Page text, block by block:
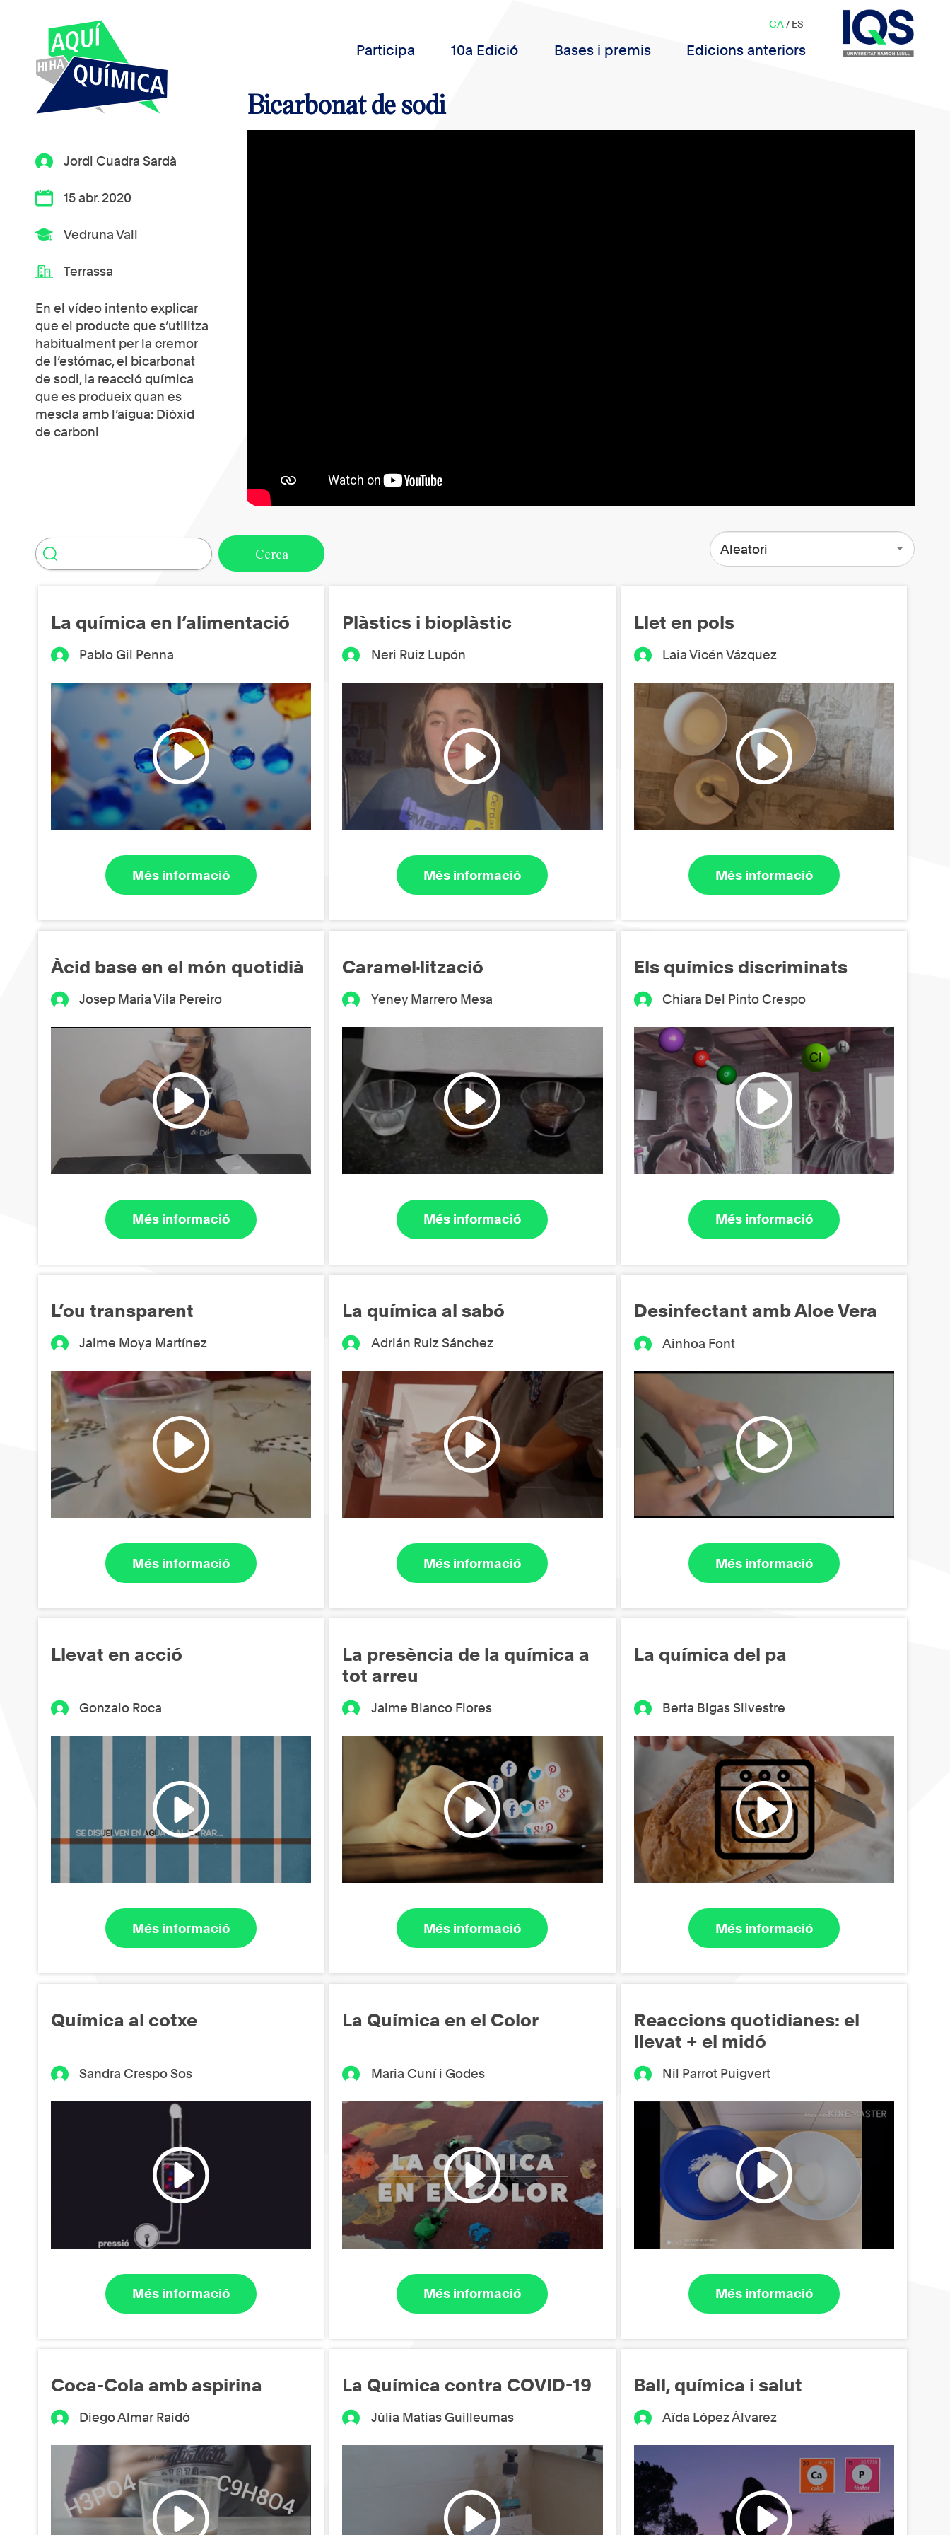
Participa 10a Edició Bases i premis Edicions anteriors
CA/ ES
Jordi Cuadra Sardà
15 abr. 2020
Vedruna Vall
Terrassa
En el vídeo intento explicar
que el producte que s’utilitza
habitualment per la cremor
de l’estómac, el bicarbonat
de sodi, la reacció química
que es produeix quan es
mescla amb l’aigua: Diòxid
de carboni
Bicarbonat de sodi
Aleatori
La química en l’alimentació
Pablo Gil Penna
Més informació
Plàstics i bioplàstic
Neri Ruiz Lupón
Més informació
Llet en pols
Laia Vicén Vázquez
Més informació
Àcid base en el món quotidià
Josep Maria Vila Pereiro
Més informació
Caramel·lització
Yeney Marrero Mesa
Més informació
Els químics discriminats
Chiara Del Pinto Crespo
Més informació
L’ou transparent
Jaime Moya Martínez
Més informació
La química al sabó
Adrián Ruiz Sánchez
Més informació
Desinfectant amb Aloe Vera
Ainhoa Font
Més informació
Llevat en acció
Gonzalo Roca
Més informació
La presència de la química a
tot arreu
Jaime Blanco Flores
Més informació
La química del pa
Berta Bigas Silvestre
Més informació
Química al cotxe
Sandra Crespo Sos
Més informació
La Química en el Color
Maria Cuní i Godes
Més informació
Reaccions quotidianes: el
llevat + el midó
Nil Parrot Puigvert
Més informació
Coca-Cola amb aspirina
Diego Almar Raidó
La Química contra COVID-19
Júlia Matias Guilleumas
Ball, química i salut
Aïda López Álvarez